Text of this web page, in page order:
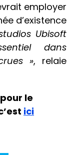
employer
d’existence
Ubisoft
dans
», relaie
le
ici